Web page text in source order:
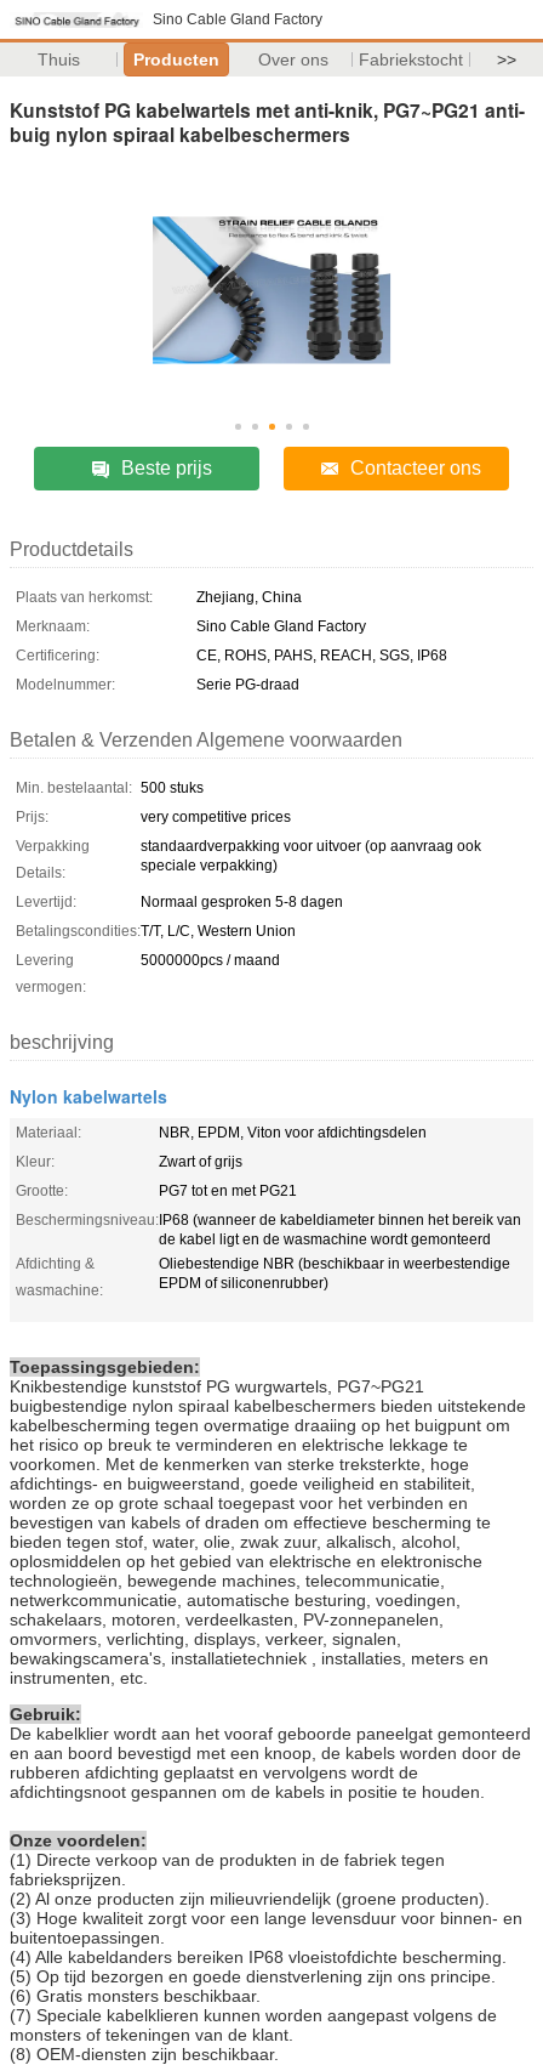
Sino Cable Gland Factory
Thuis Producten Over ons Fabriekstocht >>
Kunststof PG kabelwartels met anti-knik, PG7~PG21 anti-
buig nylon spiraal kabelbeschermers
Beste prijs Contacteer ons
Productdetails
Plaats van herkomst:
Zhejiang, China
Merknaam:
Sino Cable Gland Factory
Certificering:
CE, ROHS, PAHS, REACH, SGS, IP68
Modelnummer:
Serie PG-draad
Betalen & Verzenden Algemene voorwaarden
Min. bestelaantal: 500 stuks
Prijs:
very competitive prices
Verpakking
Details:
standaardverpakking voor uitvoer (op aanvraag ook
speciale verpakking)
Levertijd:
Normaal gesproken 5-8 dagen
Betalingscondities:T/T, L/C, Western Union
Levering
vermogen:
5000000pcs / maand
beschrijving
Nylon kabelwartels
Materiaal:
NBR, EPDM, Viton voor afdichtingsdelen
Kleur:
Zwart of grijs
Grootte:
PG7 tot en met PG21
Beschermingsniveau:IP68 (wanneer de kabeldiameter binnen het bereik van
de kabel ligt en de wasmachine wordt gemonteerd
Afdichting &
wasmachine:
Oliebestendige NBR (beschikbaar in weerbestendige
EPDM of siliconenrubber)
Toepassingsgebieden:
Knikbestendige kunststof PG wurgwartels, PG7~PG21
buigbestendige nylon spiraal kabelbeschermers bieden uitstekende
kabelbescherming tegen overmatige draaiing op het buigpunt om
het risico op breuk te verminderen en elektrische lekkage te
voorkomen. Met de kenmerken van sterke treksterkte, hoge
afdichtings- en buigweerstand, goede veiligheid en stabiliteit,
worden ze op grote schaal toegepast voor het verbinden en
bevestigen van kabels of draden om effectieve bescherming te
bieden tegen stof, water, olie, zwak zuur, alkalisch, alcohol,
oplosmiddelen op het gebied van elektrische en elektronische
technologieën, bewegende machines, telecommunicatie,
netwerkcommunicatie, automatische besturing, voedingen,
schakelaars, motoren, verdeelkasten, PV-zonnepanelen,
omvormers, verlichting, displays, verkeer, signalen,
bewakingscamera's, installatietechniek , installaties, meters en
instrumenten, etc.
Gebruik:
De kabelklier wordt aan het vooraf geboorde paneelgat gemonteerd
en aan boord bevestigd met een knoop, de kabels worden door de
rubberen afdichting geplaatst en vervolgens wordt de
afdichtingsnoot gespannen om de kabels in positie te houden.
Onze voordelen:
(1) Directe verkoop van de produkten in de fabriek tegen
fabrieksprijzen.
(2) Al onze producten zijn milieuvriendelijk (groene producten).
(3) Hoge kwaliteit zorgt voor een lange levensduur voor binnen- en
buitentoepassingen.
(4) Alle kabeldanders bereiken IP68 vloeistofdichte bescherming.
(5) Op tijd bezorgen en goede dienstverlening zijn ons principe.
(6) Gratis monsters beschikbaar.
(7) Speciale kabelklieren kunnen worden aangepast volgens de
monsters of tekeningen van de klant.
(8) OEM-diensten zijn beschikbaar.